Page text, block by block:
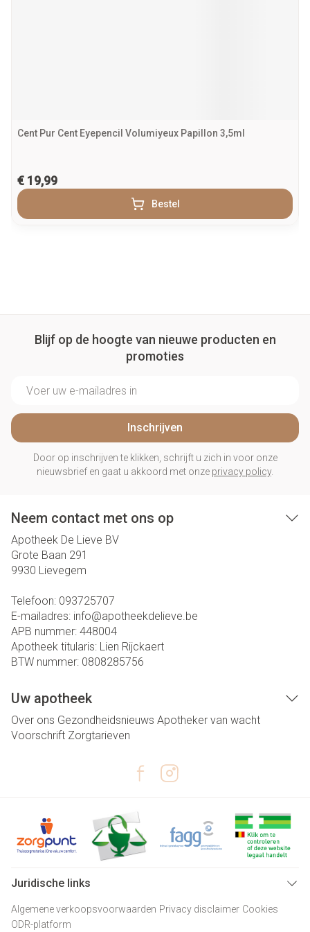
Cent Pur Cent Eyepencil Volumiyeux Papillon 3,5ml
€ 19,99
Bestel
Blijf op de hoogte van nieuwe producten en
promoties
Inschrijven
Door op inschrijven te klikken, schrijft u zich in voor onze
nieuwsbrief en gaat u akkoord met onze privacy policy.
Neem contact met ons op
Apotheek De Lieve BV
Grote Baan 291
9930 Lievegem
Telefoon: 093725707
E-mailadres: info@apotheekdelieve.be
APB nummer: 448004
Apotheek titularis: Lien Rijckaert
BTW nummer: 0808285756
Uw apotheek
Over ons Gezondheidsnieuws Apotheker van wacht
Voorschrift Zorgtarieven
Juridische links
Algemene verkoopsvoorwaarden Privacy disclaimer Cookies
ODR-platform